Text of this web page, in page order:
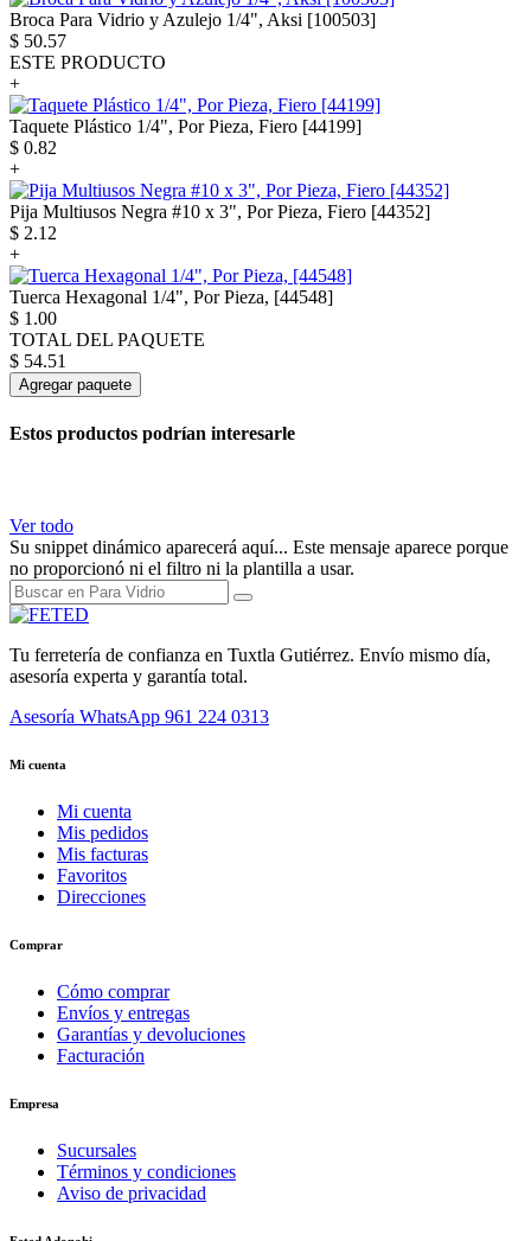
Broca Para Vidrio y Azulejo 1/4", Aksi [100503]
$ 50.57
ESTE PRODUCTO
+
Taquete Plástico 1/4", Por Pieza, Fiero [44199]
$ 0.82
+
Pija Multiusos Negra #10 x 3", Por Pieza, Fiero [44352]
$ 2.12
+
Tuerca Hexagonal 1/4", Por Pieza, [44548]
$ 1.00
TOTAL DEL PAQUETE
$ 54.51
Agregar paquete
Estos productos podrían interesarle
Ver todo
Su snippet dinámico aparecerá aquí... Este mensaje aparece porque
no proporcionó ni el filtro ni la plantilla a usar.
Tu ferretería de confianza en Tuxtla Gutiérrez. Envío mismo día,
asesoría experta y garantía total.
Asesoría WhatsApp 961 224 0313
Mi cuenta
Mi cuenta
Mis pedidos
Mis facturas
Favoritos
Direcciones
Comprar
Cómo comprar
Envíos y entregas
Garantías y devoluciones
Facturación
Empresa
Sucursales
Términos y condiciones
Aviso de privacidad